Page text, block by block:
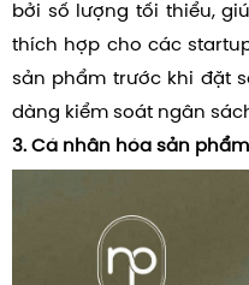
bởi số lượng tối thiểu,
thích hợp cho các
sản phẩm trước khi đặt
dàng kiểm soát ngân
3. Cá nhân hóa sản